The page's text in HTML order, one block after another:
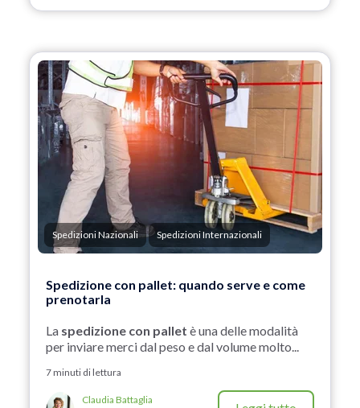
Spedizioni Nazionali Spedizioni Internazionali
Spedizione con pallet: quando serve e come
prenotarla
La spedizione con pallet è una delle modalità
per inviare merci dal peso e dal volume molto...
7 minuti di lettura
Claudia Battaglia